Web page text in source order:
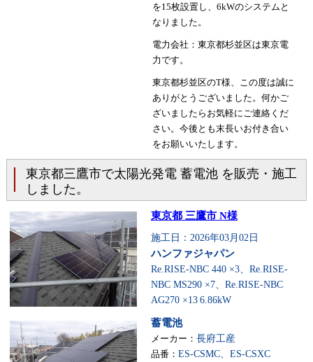
を15枚設置し、6kWのシステムと
なりました。
電力会社：東京都杉並区は東京電
力です。
東京都杉並区のT様、この度は誠に
ありがとうございました。何かご
ざいましたらお気軽にご連絡くだ
さい。今後とも末長いお付き合い
をお願いいたします。
東京都三鷹市で太陽光発電 蓄電池 を販売・施工
しました。
東京都 三鷹市 N様
施工日：2026年03月02日
ハンファジャパン
Re.RISE-NBC 440 ×3、Re.RISE-
NBC MS290 ×7、Re.RISE-NBC
AG270 ×13 6.86kW
蓄電池
メーカー： 長府工産
品番： ES-CSMC、ES-CSXC